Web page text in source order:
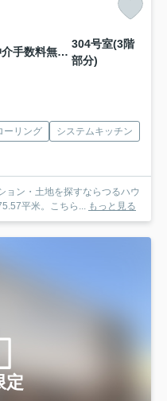
東戸塚前田町パークホームズ【仲介手数料無料】ペット可♪
304号室(3階
部分)
ーリング
システムキッチン
ョン・土地を探すならつるハウ
平米。こちら...
もっと見る
定